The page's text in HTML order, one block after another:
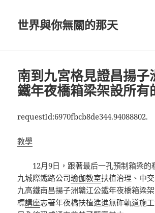
世界與你無關的那天
南到九宮格見證昌揚子
鐵年夜橋箱梁架設所有
requestId:6970fbcb8de344.94088802.
教學
12月9日，跟著最后一孔預制箱梁的
九城際鐵路公司瑜伽教室扶植治理、中
九高鐵南昌揚子洲贛江公鐵年夜橋箱梁
標講座志著年夜橋扶植進進無砟軌道施